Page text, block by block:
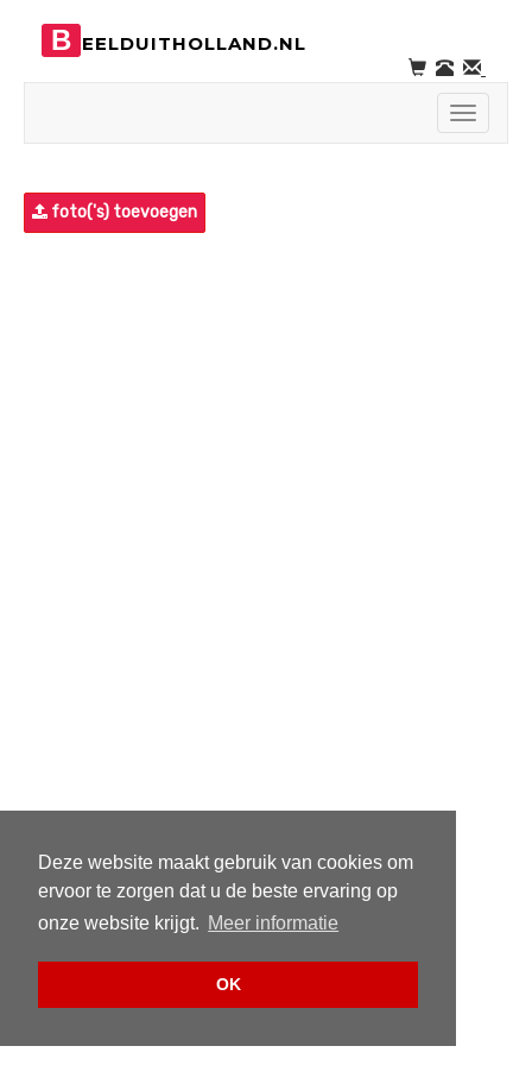
Deze website maakt gebruik van cookies om
ervoor te zorgen dat u de beste ervaring op
onze website krijgt. Meer informatie
OK
B EELDUITHOLLAND.NL
Toggle
foto('s) toevoegen